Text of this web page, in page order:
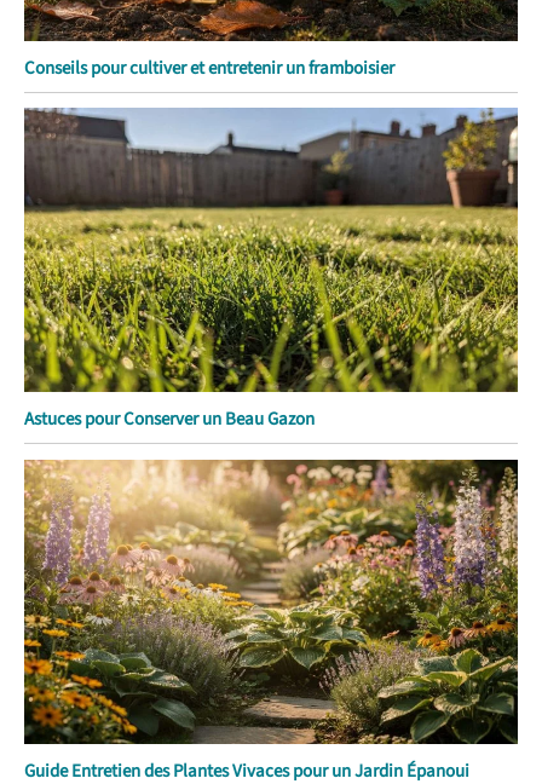
Conseils pour cultiver et entretenir un framboisier
Astuces pour Conserver un Beau Gazon
Guide Entretien des Plantes Vivaces pour un Jardin Épanoui